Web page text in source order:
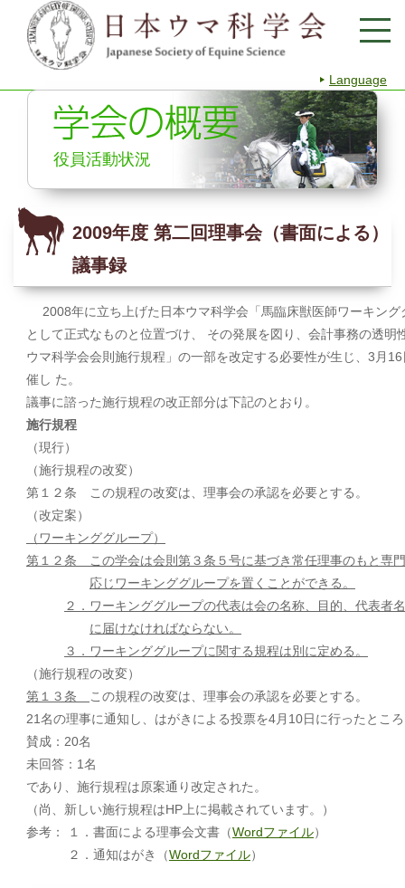
Language
役員活動状況
2009年度 第二回理事会（書面による）
議事録
2008年に立ち上げた日本ウマ科学会「馬臨床獣医師ワーキング
として正式なものと位置づけ、 その発展を図り、会計事務の透明
ウマ科学会会則施行規程」の一部を改定する必要性が生じ、3月
催し た。
議事に諮った施行規程の改正部分は下記のとおり。
施行規程
（現行）
（施行規程の改変）
第１２条 この規程の改変は、理事会の承認を必要とする。
（改定案）
（ワーキンググループ）
第１２条 この学会は会則第３条５号に基づき常任理事のもと専
応じワーキンググループを置くことができる。
２．ワーキンググループの代表は会の名称、目的、代表者
に届けなければならない。
３．ワーキンググループに関する規程は別に定める。
（施行規程の改変）
第１３条
この規程の改変は、理事会の承認を必要とする。
21名の理事に通知し、はがきによる投票を4月10日に行ったとこ
賛成：20名
未回答：1名
であり、施行規程は原案通り改定された。
（尚、新しい施行規程はHP上に掲載されています。）
参考： １．書面による理事会文書（Wordファイル）
２．通知はがき（Wordファイル）